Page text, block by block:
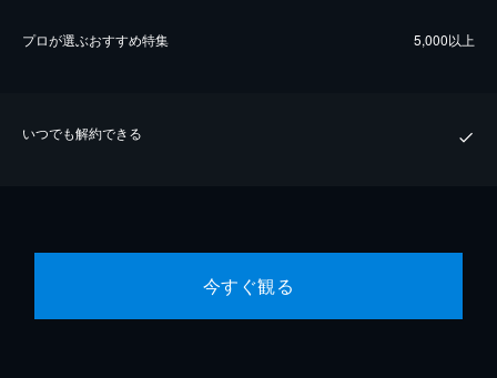
プロが選ぶおすすめ特集 5,000以上
いつでも解約できる
今すぐ観る